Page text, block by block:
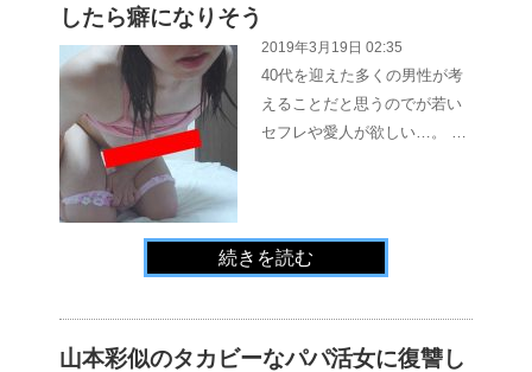
したら癖になりそう
2019年3月19日 02:35
40代を迎えた多くの男性が考
えることだと思うのでが若い
セフレや愛人が欲しい…。 …
続きを読む
山本彩似のタカビーなパパ活女に復讐し